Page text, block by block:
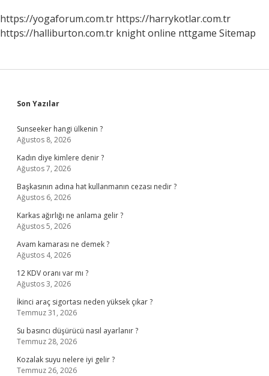
https://yogaforum.com.tr https://harrykotlar.com.tr
https://halliburton.com.tr knight online nttgame Sitemap
Sidebar
Son Yazılar
Sunseeker hangi ülkenin ?
Ağustos 8, 2026
Kadın diye kimlere denir ?
Ağustos 7, 2026
Başkasının adına hat kullanmanın cezası nedir ?
Ağustos 6, 2026
Karkas ağırlığı ne anlama gelir ?
Ağustos 5, 2026
Avam kamarası ne demek ?
Ağustos 4, 2026
12 KDV oranı var mı ?
Ağustos 3, 2026
İkinci araç sigortası neden yüksek çıkar ?
Temmuz 31, 2026
Su basıncı düşürücü nasıl ayarlanır ?
Temmuz 28, 2026
Kozalak suyu nelere iyi gelir ?
Temmuz 26, 2026